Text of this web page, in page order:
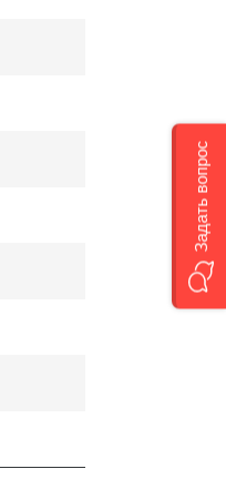
Задать вопрос